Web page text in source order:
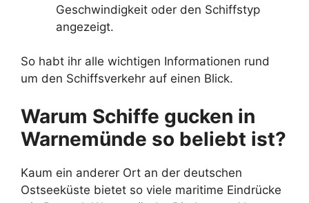
Geschwindigkeit oder den Schiffstyp
angezeigt.
So habt ihr alle wichtigen Informationen rund
um den Schiffsverkehr auf einen Blick.
Warum Schiffe gucken in
Warnemünde so beliebt ist?
Kaum ein anderer Ort an der deutschen
Ostseeküste bietet so viele maritime Eindrücke